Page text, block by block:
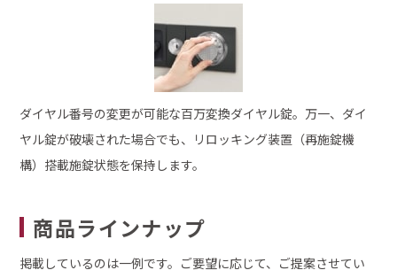
ダイヤル番号の変更が可能な百万変換ダイヤル錠。万一、ダイ
ヤル錠が破壊された場合でも、リロッキング装置（再施錠機
構）搭載施錠状態を保持します。
商品ラインナップ
掲載しているのは一例です。ご要望に応じて、ご提案させてい